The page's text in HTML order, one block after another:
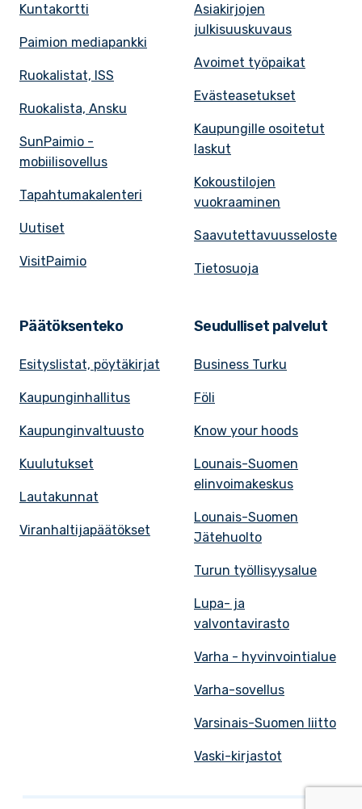
Kuntakortti
Paimion mediapankki
Ruokalistat, ISS
Ruokalista, Ansku
SunPaimio -
mobiilisovellus
Tapahtumakalenteri
Uutiset
VisitPaimio
Asiakirjojen
julkisuuskuvaus
Avoimet työpaikat
Evästeasetukset
Kaupungille osoitetut
laskut
Kokoustilojen
vuokraaminen
Saavutettavuusseloste
Tietosuoja
Päätöksenteko
Esityslistat, pöytäkirjat
Kaupunginhallitus
Kaupunginvaltuusto
Kuulutukset
Lautakunnat
Viranhaltijapäätökset
Seudulliset palvelut
Business Turku
Föli
Know your hoods
Lounais-Suomen
elinvoimakeskus
Lounais-Suomen
Jätehuolto
Turun työllisyysalue
Lupa- ja
valvontavirasto
Varha - hyvinvointialue
Varha-sovellus
Varsinais-Suomen liitto
Vaski-kirjastot